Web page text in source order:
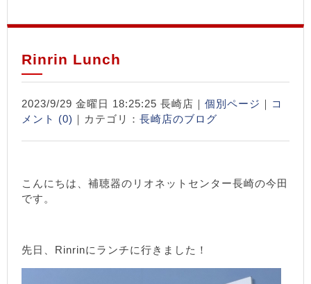
Rinrin Lunch
2023/9/29 金曜日 18:25:25 長崎店｜ 個別ページ ｜ コ
メント (0) ｜カテゴリ： 長崎店のブログ
こんにちは、補聴器のリオネットセンター長崎の今田
です。
先日、Rinrinにランチに行きました！